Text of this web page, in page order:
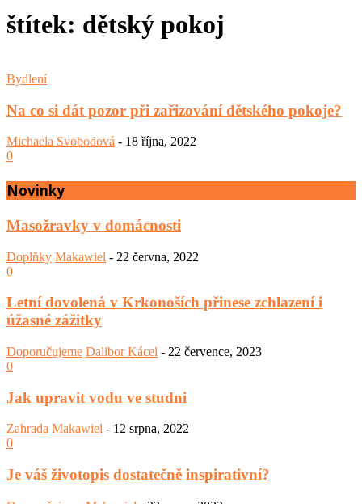
štítek: dětský pokoj
Bydlení
Na co si dát pozor při zařizování dětského pokoje?
Michaela Svobodová - 18 října, 2022
0
Novinky
Masožravky v domácnosti
Doplňky Makawiel - 22 června, 2022
0
Letní dovolená v Krkonoších přinese zchlazení i
úžasné zážitky
Doporučujeme Dalibor Kácel - 22 července, 2023
0
Jak upravit vodu ve studni
Zahrada Makawiel - 12 srpna, 2022
0
Je váš životopis dostatečně inspirativní?